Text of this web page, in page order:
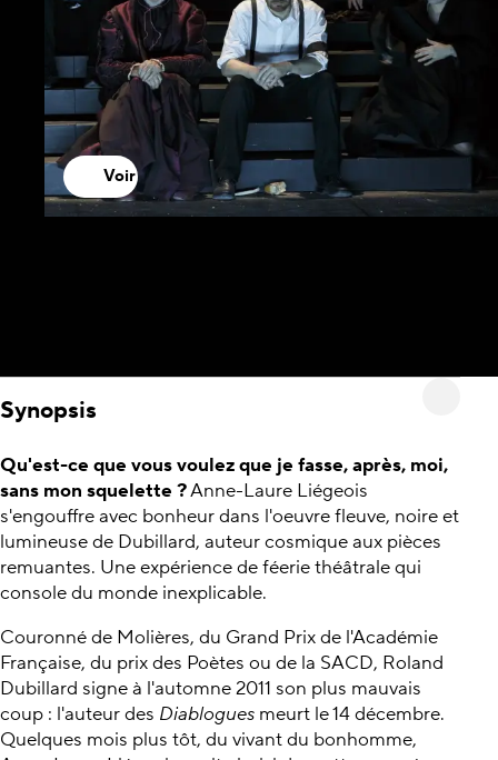
Voir
Synopsis
Qu'est-ce que vous voulez que je fasse, après, moi,
sans mon squelette ?Anne-Laure Liégeois
s'engouffre avec bonheur dans l'oeuvre fleuve, noire et
lumineuse de Dubillard, auteur cosmique aux pièces
remuantes. Une expérience de féerie théâtrale qui
console du monde inexplicable.
Couronné de Molières, du Grand Prix de l'Académie
Française, du prix des Poètes ou de la SACD, Roland
Dubillard signe à l'automne 2011 son plus mauvais
coup : l'auteur des Diablogues meurt le 14 décembre.
Quelques mois plus tôt, du vivant du bonhomme,